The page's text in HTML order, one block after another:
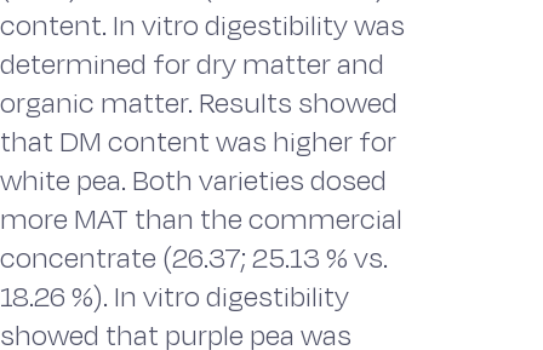
content. In vitro digestibility was
determined for dry matter and
organic matter. Results showed
that DM content was higher for
white pea. Both varieties dosed
more MAT than the commercial
concentrate (26.37; 25.13 % vs.
18.26 %). In vitro digestibility
showed that purple pea was